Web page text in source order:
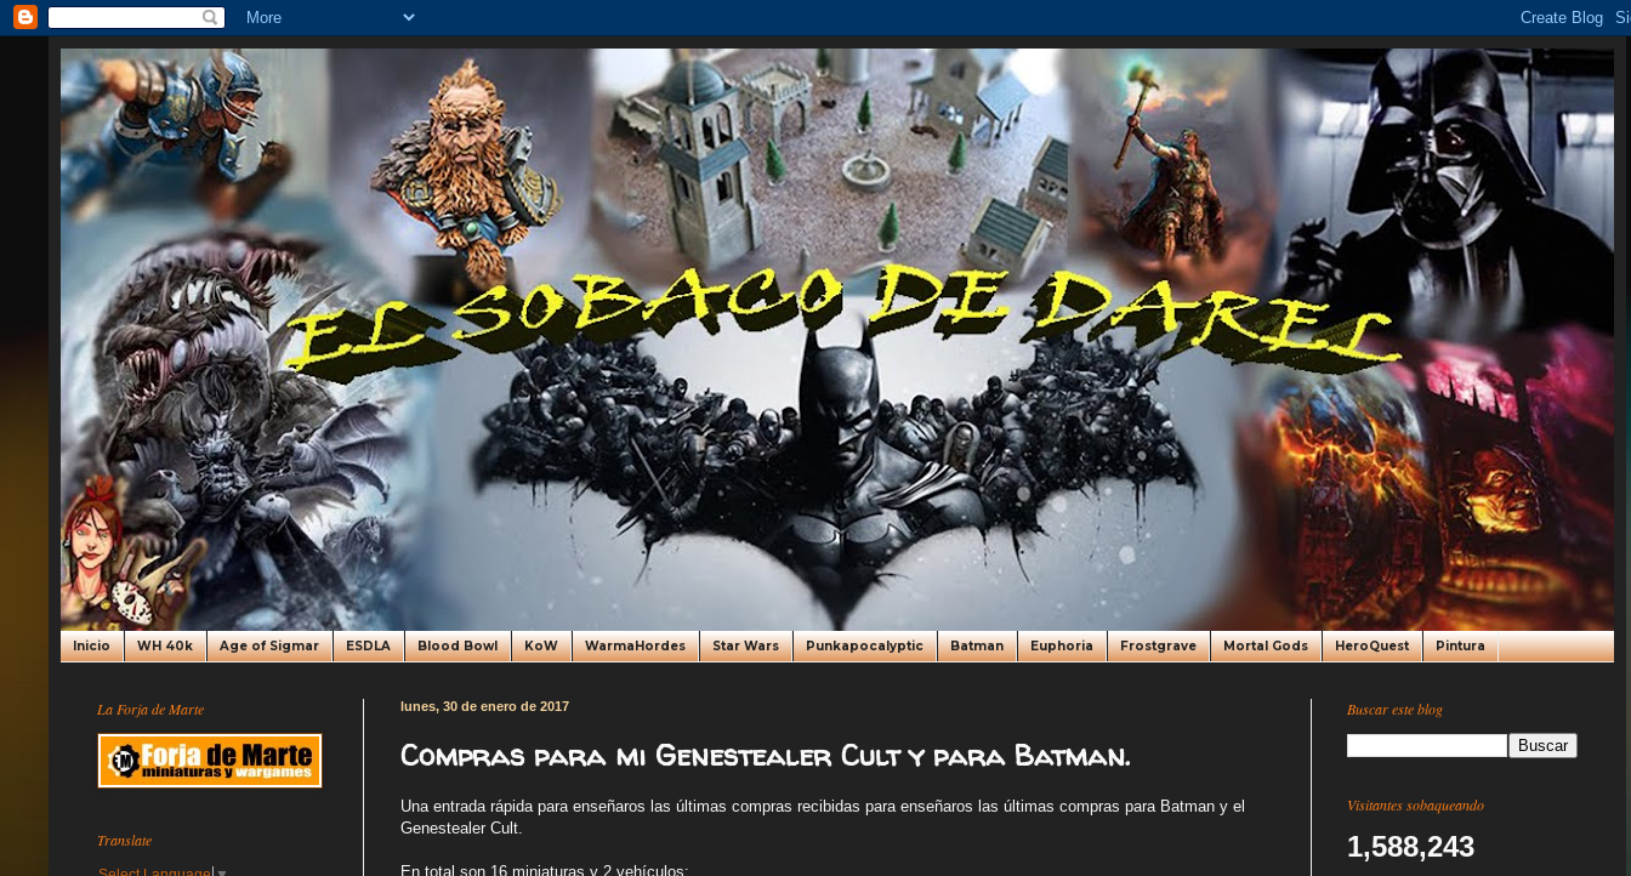
Inicio WH 40k Age of Sigmar ESDLA Blood Bowl KoW WarmaHordes Star Wars Punkapocalyptic Batman Euphoria Frostgrave Mortal Gods HeroQuest Pintura
lunes, 30 de enero de 2017
Compras para mi Genestealer Cult y para Batman.
Una entrada rápida para enseñaros las últimas compras recibidas para enseñaros las últimas compras para Batman y el
Genestealer Cult.
En total son 16 miniaturas y 2 vehículos:
La Forja de Marte
Translate
Buscar este blog
Visitantes sobaqueando
1,588,243